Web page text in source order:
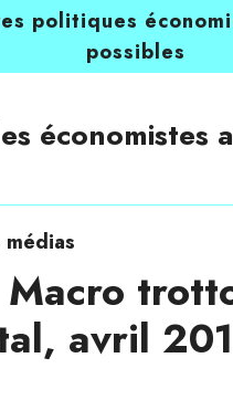
politiques
possibles
économistes
médias
avril